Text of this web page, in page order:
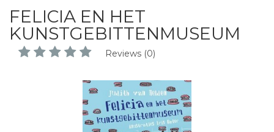
FELICIA EN HET
KUNSTGEBITTENMUSEUM
Reviews (0)